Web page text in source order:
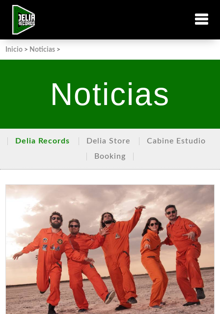
Inicio > Noticias >
Noticias
Delia Records Delia Store
Cabine Estudio
Booking